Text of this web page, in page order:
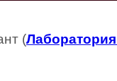
(Лаборатория